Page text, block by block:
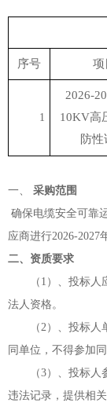
序号 项
1
2026-
10KV高
防性
一、
采购范围
确保电缆安全可靠
应商进行2026-
二、资质要求
（ 1）、投标人
法人资格。
（2）、投标人
同单位，不得参加
（3）、投标人
违法记录，提供相关